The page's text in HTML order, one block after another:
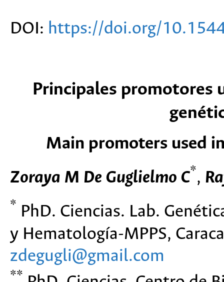
DOI: https://doi.org/
Principales promotores
Main promoters used
Zoraya M De Guglielmo C*,
* PhD. Ciencias. Lab.
y Hematología-MPPS,
zdegugli@gmail.com
**